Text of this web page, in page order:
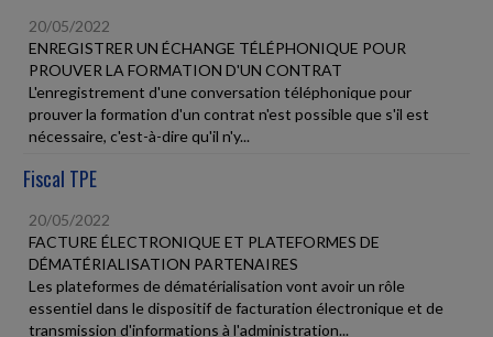
20/05/2022
ENREGISTRER UN ÉCHANGE TÉLÉPHONIQUE POUR
PROUVER LA FORMATION D'UN CONTRAT
L'enregistrement d'une conversation téléphonique pour
prouver la formation d'un contrat n'est possible que s'il est
nécessaire, c'est-à-dire qu'il n'y...
Fiscal TPE
20/05/2022
FACTURE ÉLECTRONIQUE ET PLATEFORMES DE
DÉMATÉRIALISATION PARTENAIRES
Les plateformes de dématérialisation vont avoir un rôle
essentiel dans le dispositif de facturation électronique et de
transmission d'informations à l'administration...